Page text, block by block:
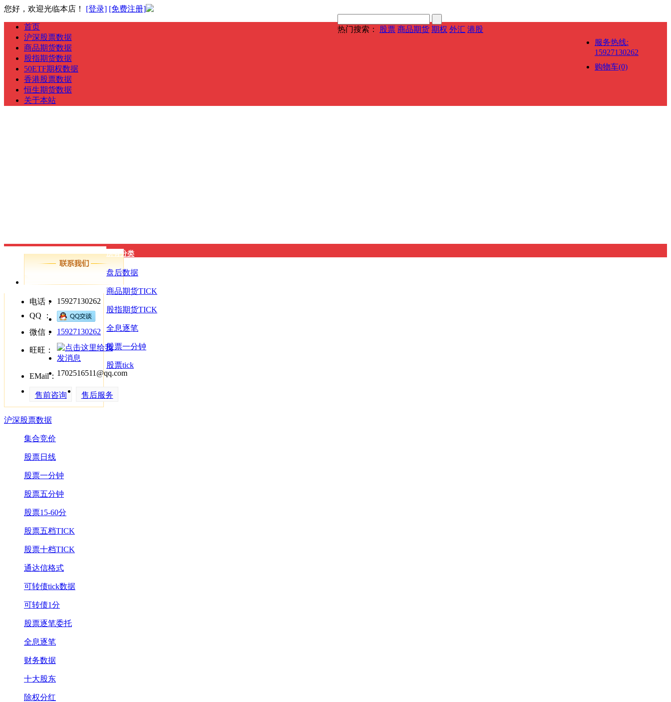
您好，欢迎光临本店！ [登录] [免费注册]
热门搜索： 股票 商品期货 期权 外汇 港股
服务热线:
15927130262
购物车(0)
首页
沪深股票数据
商品期货数据
股指期货数据
50ETF期权数据
香港股票数据
恒生期货数据
关于本站
电话：
15927130262
QQ ：
微信：
15927130262
旺旺：
EMail： 1702516511@qq.com
售前咨询 售后服务
所有分类
盘后数据
商品期货TICK
股指期货TICK
全息逐笔
股票一分钟
股票tick
沪深股票数据
集合竞价
股票日线
股票一分钟
股票五分钟
股票15-60分
股票五档TICK
股票十档TICK
通达信格式
可转债tick数据
可转债1分
股票逐笔委托
全息逐笔
财务数据
十大股东
除权分红